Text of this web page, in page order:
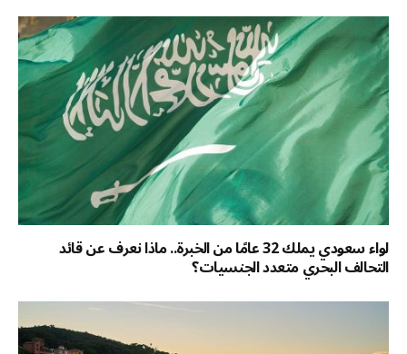
لواء سعودي يملك 32 عامًا من الخبرة.. ماذا نعرف عن قائد
التحالف البحري متعدد الجنسيات؟